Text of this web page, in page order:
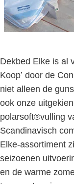
Dekbed Elke is al
Koop’ door de
niet alleen de
ook onze
polarsoft®vulling
Scandinavisch
Elke-assortiment
seizoenen
en de warme